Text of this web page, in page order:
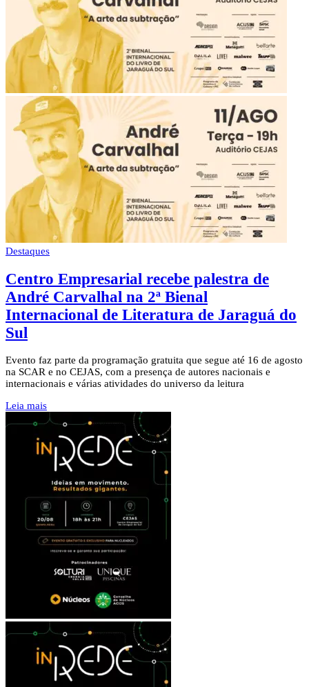
Destaques
Centro Empresarial recebe palestra de
André Carvalhal na 2ª Bienal
Internacional de Literatura de Jaraguá do
Sul
Evento faz parte da programação gratuita que segue até 16 de agosto
na SCAR e no CEJAS, com a presença de autores nacionais e
internacionais e várias atividades do universo da leitura
Leia mais